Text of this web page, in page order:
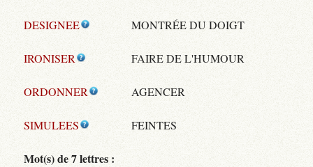
DESIGNEE MONTRÉE DU DOIGT
IRONISER FAIRE DE L'HUMOUR
ORDONNER AGENCER
SIMULEES FEINTES
Mot(s) de 7 lettres :